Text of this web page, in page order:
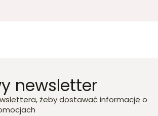
newsletter
żeby dostawać informacje o